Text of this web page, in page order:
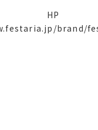
HP
brand/